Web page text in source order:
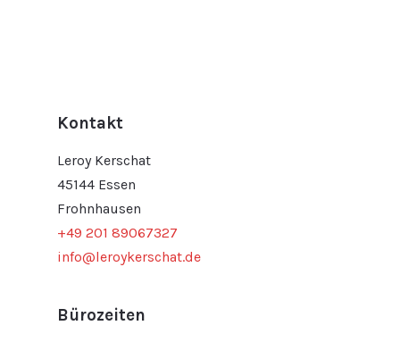
Kontakt
Leroy Kerschat
45144 Essen
Frohnhausen
+49 201 89067327
info@leroykerschat.de
Bürozeiten